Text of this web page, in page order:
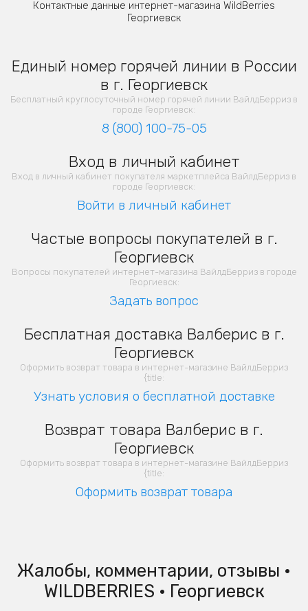
Контактные данные интернет-магазина WildBerries
Георгиевск
Единый номер горячей линии в России
в г. Георгиевск
Бесплатный круглосуточный номер горячей линии ВайлдБерриз в
городе Георгиевск:
8 (800) 100-75-05
Вход в личный кабинет
Вход в личный кабинет покупателя маркетплейса ВайлдБерриз в
городе Георгиевск:
Войти в личный кабинет
Частые вопросы покупателей в г.
Георгиевск
Вопросы покупателей интернет-магазина ВайлдБерриз в городе
Георгиевск:
Задать вопрос
Бесплатная доставка Валберис в г.
Георгиевск
Оформить возврат товара в интернет-магазине ВайлдБерриз
{title:
Узнать условия о бесплатной доставке
Возврат товара Валберис в г.
Георгиевск
Оформить возврат товара в интернет-магазине ВайлдБерриз
{title:
Оформить возврат товара
Жалобы, комментарии, отзывы •
WILDBERRIES • Георгиевск